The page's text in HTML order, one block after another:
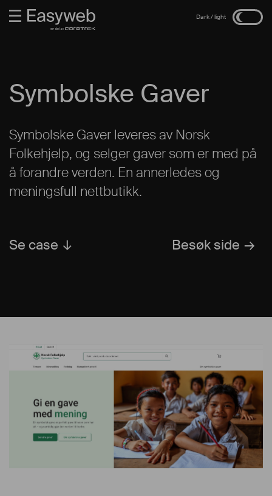
Symbolske Gaver
Symbolske Gaver leveres av Norsk
Folkehjelp, og selger gaver som er med på
å forandre verden. En annerledes og
meningsfull nettbutikk.
Besøk side
Se case